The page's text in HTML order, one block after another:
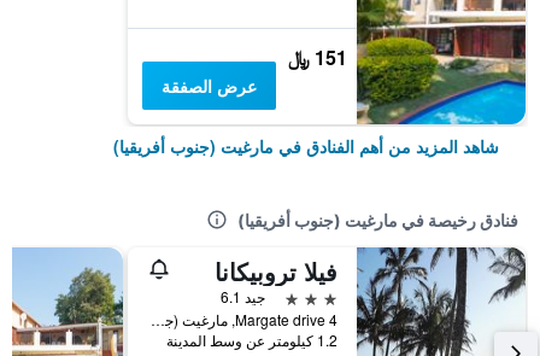
151 ﷼
عرض الصفقة
شاهد المزيد من أهم الفنادق في مارغيت (جنوب أفريقيا)
فنادق رخيصة في مارغيت (جنوب أفريقيا)
فيلا تروبيكانا
3 نجوم
جيد 6.1
4 Margate drive, مارغيت (جنوب أفريقيا), محافظة كوازولو ناتال, جنوب أفريقيا
1.2 كيلومتر عن وسط المدينة